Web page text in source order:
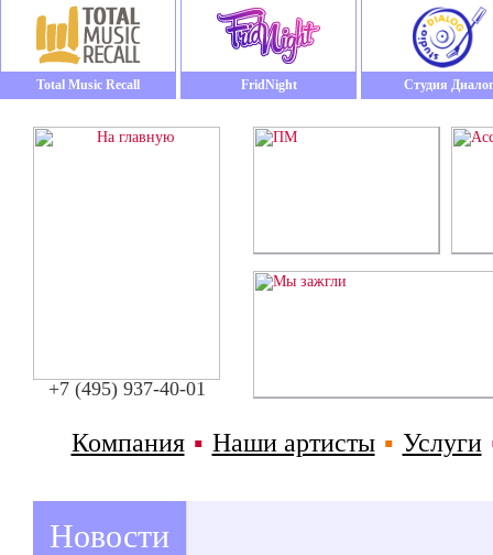
Total Music Recall FridNight Студия Диалог
+7 (495) 937-40-01
Компания ▪ Наши артисты ▪ Услуги
Новости